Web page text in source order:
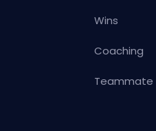
Wins
Coaching
Teammate